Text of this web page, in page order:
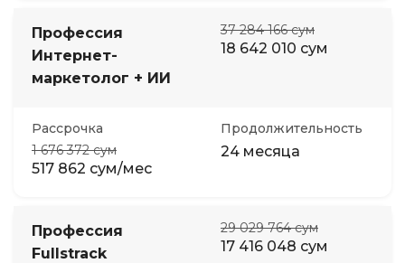
Профессия
Интернет-
маркетолог + ИИ
37 284 166 сум
18 642 010 сум
Рассрочка
1 676 372 сум
517 862 сум/мес
Продолжительность
24 месяца
Профессия
Fullstrack
29 029 764 сум
17 416 048 сум